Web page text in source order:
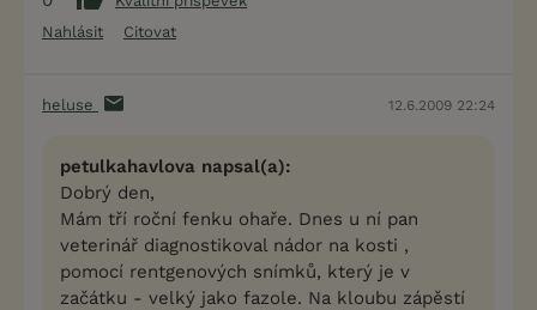
Nahlásit
Citovat
heluse 12.6.2009 22:24
petulkahavlova napsal(a):
Dobrý den,
Mám tří roční fenku ohaře. Dnes u ní pan
veterinář diagnostikoval nádor na kosti ,
pomocí rentgenových snímků, který je v
začátku - velký jako fazole. Na kloubu zápěstí